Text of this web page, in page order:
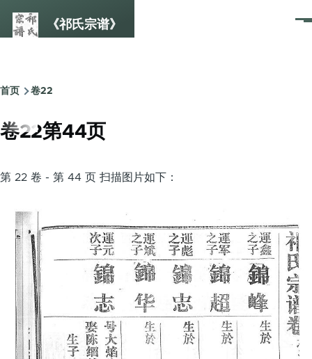
《祁氏宗谱》
菜
面
包
屑
首页 卷22
卷22第44页
第 22 卷 - 第 44 页 扫描图片如下：